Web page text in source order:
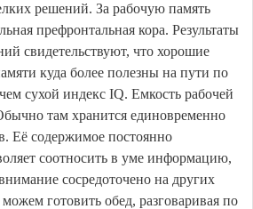
решений. За рабочую память
префронтальная кора. Результаты
свидетельствуют, что хорошие
куда более полезны на пути по
сухой индекс IQ. Емкость рабочей
там хранится единовременно
Её содержимое постоянно
соотносить в уме информацию,
сосредоточено на других
готовить обед, разговаривая по